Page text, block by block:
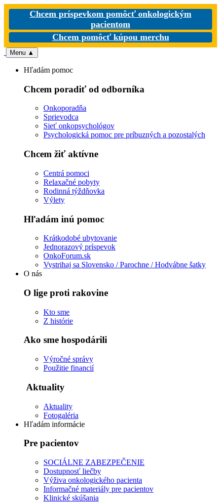
Chcem príspevkom pomôcť onkologickým
pacientom
Chcem pomôcť kúpou merchu
Menu ▲
Hľadám pomoc
Chcem poradiť od odborníka
Onkoporadňa
Sprievodca
Sieť onkopsychológov
Psychologická pomoc pre príbuzných a pozostalých
Chcem žiť aktívne
Centrá pomoci
Relaxačné pobyty
Rodinná týždňovka
Výlety
Hľadám inú pomoc
Krátkodobé ubytovanie
Jednorazový príspevok
OnkoForum.sk
Vystrihaj sa Slovensko / Parochne / Hodvábne šatky
O nás
O lige proti rakovine
Kto sme
Z histórie
Ako sme hospodárili
Výročné správy
Použitie financií
Aktuality
Aktuality
Fotogaléria
Hľadám informácie
Pre pacientov
SOCIÁLNE ZABEZPEČENIE
Dostupnosť liečby
Výživa onkologického pacienta
Informačné materiály pre pacientov
Klinické skúšania